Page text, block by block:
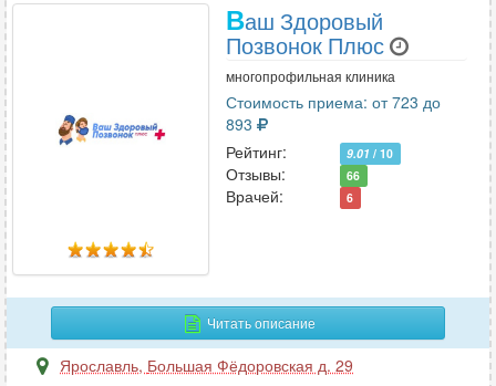
Ваш Здоровый
Позвонок Плюс
многопрофильная клиника
Стоимость приема: от 723 до
893
Рейтинг:
9.01 / 10
Отзывы: 66
Врачей: 6
Читать описание
Ярославль, Большая Фёдоровская д. 29